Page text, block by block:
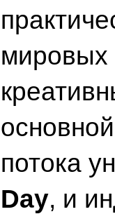
мировых
потока
Day, и